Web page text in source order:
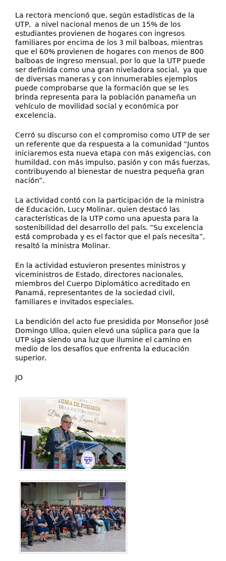
La rectora mencionó que, según estadísticas de la
UTP, a nivel nacional menos de un 15% de los
estudiantes provienen de hogares con ingresos
familiares por encima de los 3 mil balboas, mientras
que el 60% provienen de hogares con menos de 800
balboas de ingreso mensual, por lo que la UTP puede
ser definida como una gran niveladora social, ya que
de diversas maneras y con innumerables ejemplos
puede comprobarse que la formación que se les
brinda representa para la población panameña un
vehículo de movilidad social y económica por
excelencia.
Cerró su discurso con el compromiso como UTP de ser
un referente que da respuesta a la comunidad “Juntos
iniciaremos esta nueva etapa con más exigencias, con
humildad, con más impulso, pasión y con más fuerzas,
contribuyendo al bienestar de nuestra pequeña gran
nación”.
La actividad contó con la participación de la ministra
de Educación, Lucy Molinar, quien destacó las
características de la UTP como una apuesta para la
sostenibilidad del desarrollo del país. “Su excelencia
está comprobada y es el factor que el país necesita”,
resaltó la ministra Molinar.
En la actividad estuvieron presentes ministros y
viceministros de Estado, directores nacionales,
miembros del Cuerpo Diplomático acreditado en
Panamá, representantes de la sociedad civil,
familiares e invitados especiales.
La bendición del acto fue presidida por Monseñor José
Domingo Ulloa, quien elevó una súplica para que la
UTP siga siendo una luz que ilumine el camino en
medio de los desafíos que enfrenta la educación
superior.
JO